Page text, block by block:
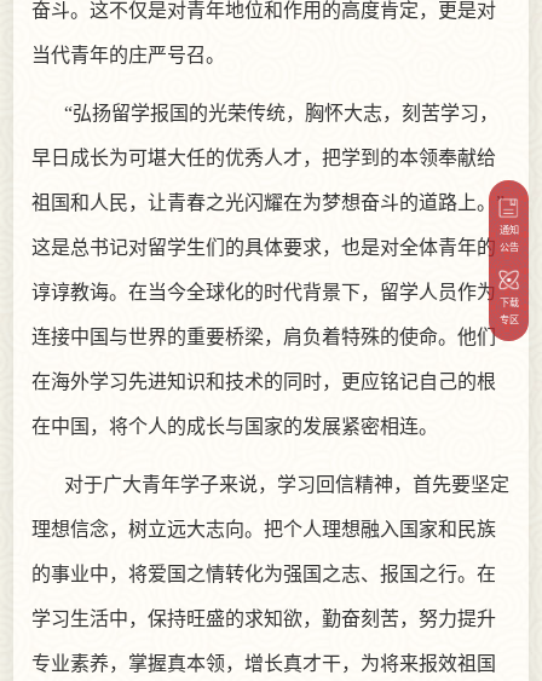
奋斗。这不仅是对青年地位和作用的高度肯定，更是对
当代青年的庄严号召。
“弘扬留学报国的光荣传统，胸怀大志，刻苦学习，
早日成长为可堪大任的优秀人才，把学到的本领奉献给
祖国和人民，让青春之光闪耀在为梦想奋斗的道路上。”
这是总书记对留学生们的具体要求，也是对全体青年的
谆谆教诲。在当今全球化的时代背景下，留学人员作为
连接中国与世界的重要桥梁，肩负着特殊的使命。他们
在海外学习先进知识和技术的同时，更应铭记自己的根
在中国，将个人的成长与国家的发展紧密相连。
对于广大青年学子来说，学习回信精神，首先要坚定
理想信念，树立远大志向。把个人理想融入国家和民族
的事业中，将爱国之情转化为强国之志、报国之行。在
学习生活中，保持旺盛的求知欲，勤奋刻苦，努力提升
专业素养，掌握真本领，增长真才干，为将来报效祖国
通知
公告
下载
专区